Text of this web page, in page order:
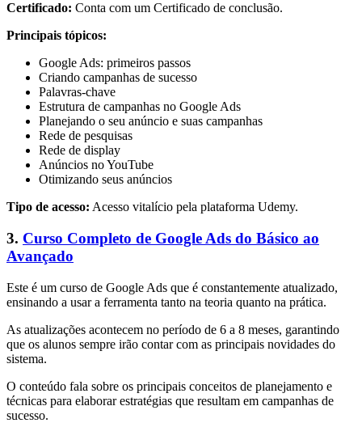
Certificado: Conta com um Certificado de conclusão.
Principais tópicos:
Google Ads: primeiros passos
Criando campanhas de sucesso
Palavras-chave
Estrutura de campanhas no Google Ads
Planejando o seu anúncio e suas campanhas
Rede de pesquisas
Rede de display
Anúncios no YouTube
Otimizando seus anúncios
Tipo de acesso: Acesso vitalício pela plataforma Udemy.
3. Curso Completo de Google Ads do Básico ao
Avançado
Este é um curso de Google Ads que é constantemente atualizado,
ensinando a usar a ferramenta tanto na teoria quanto na prática.
As atualizações acontecem no período de 6 a 8 meses, garantindo
que os alunos sempre irão contar com as principais novidades do
sistema.
O conteúdo fala sobre os principais conceitos de planejamento e
técnicas para elaborar estratégias que resultam em campanhas de
sucesso.